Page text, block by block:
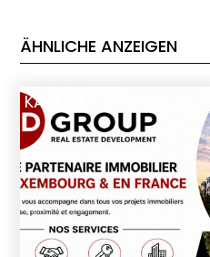
ÄHNLICHE ANZEIGEN
KAUFEN